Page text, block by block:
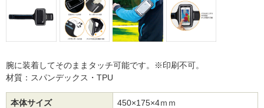
腕に装着してそのままタッチ可能です。※印刷不可。
材質：スパンデックス・TPU
本体サイズ 450×175×4ｍｍ